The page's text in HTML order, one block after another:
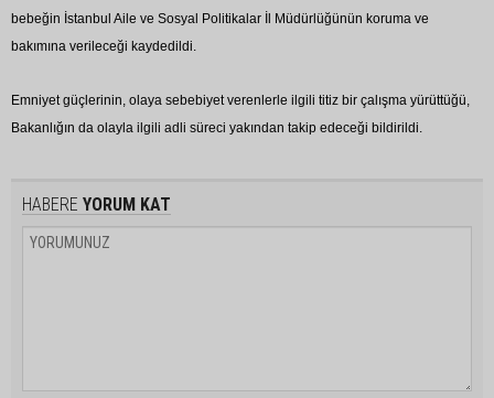
bebeğin İstanbul Aile ve Sosyal Politikalar İl Müdürlüğünün koruma ve
bakımına verileceği kaydedildi.
Emniyet güçlerinin, olaya sebebiyet verenlerle ilgili titiz bir çalışma yürüttüğü,
Bakanlığın da olayla ilgili adli süreci yakından takip edeceği bildirildi.
HABERE YORUM KAT